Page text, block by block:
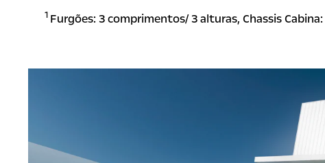
1 Furgões: 3 comprimentos/ 3 alturas, Chassis